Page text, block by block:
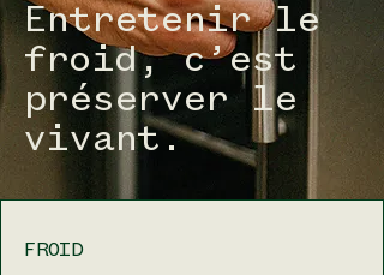
Entretenir le
froid, c’est
préserver le
vivant.
FROID